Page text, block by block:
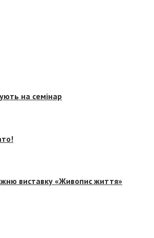
на семінар
виставку «Живопис життя»